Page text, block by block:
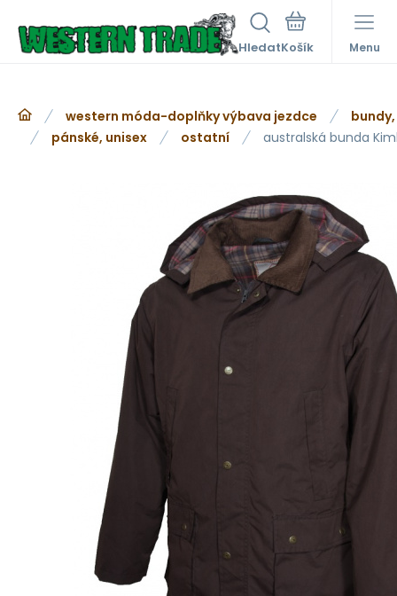
Hledat Menu
western móda-doplňky výbava jezdce
pánské, unisex
ostatní australská bunda